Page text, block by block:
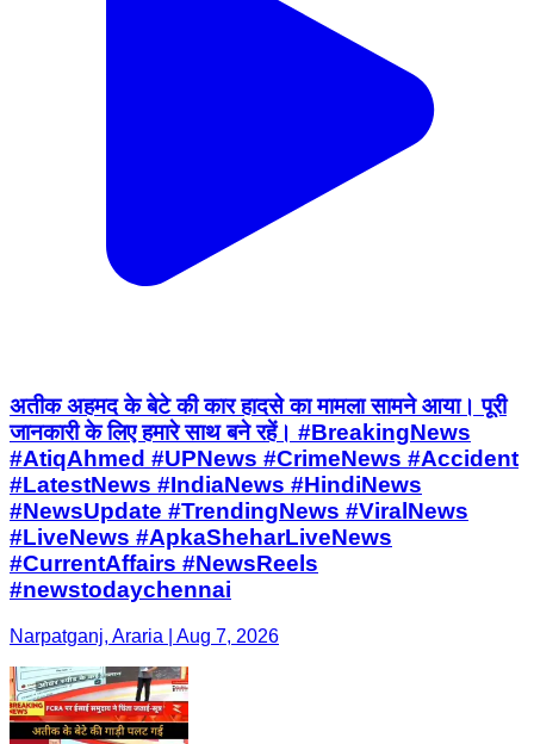
अतीक अहमद के बेटे की कार हादसे का मामला सामने आया। पूरी
जानकारी के लिए हमारे साथ बने रहें। #BreakingNews
#AtiqAhmed #UPNews #CrimeNews #Accident
#LatestNews #IndiaNews #HindiNews
#NewsUpdate #TrendingNews #ViralNews
#LiveNews #ApkaSheharLiveNews
#CurrentAffairs #NewsReels
#newstodaychennai
Narpatganj, Araria | Aug 7, 2026